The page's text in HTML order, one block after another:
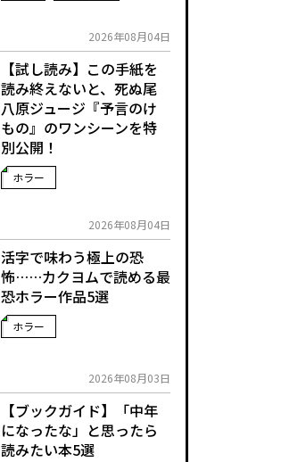
2026年08月04日
【試し読み】この手紙を
読み終えないと、死ぬ――尾
八原ジュージ『予言のけ
もの』のワンシーンを特
別公開！
ホラー
2026年08月04日
活字で味わう極上の恐
怖……カクヨムで読める最
恐ホラー作品5選
ホラー
2026年08月03日
【ブックガイド】「中年
になったな」と思ったら
読みたい本5選